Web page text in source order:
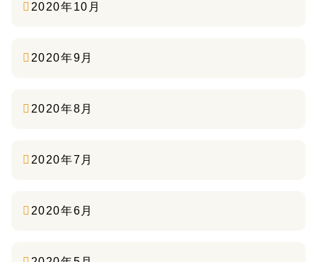
2020年10月
2020年9月
2020年8月
2020年7月
2020年6月